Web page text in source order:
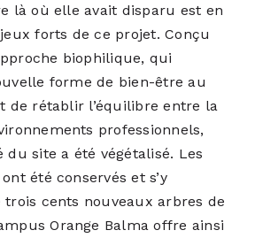
là où elle avait disparu est en
forts de ce projet. Conçu
biophilique, qui
forme de bien-être au
de rétablir l’équilibre entre la
professionnels,
du site a été végétalisé. Les
été conservés et s’y
cents nouveaux arbres de
Orange Balma offre ainsi